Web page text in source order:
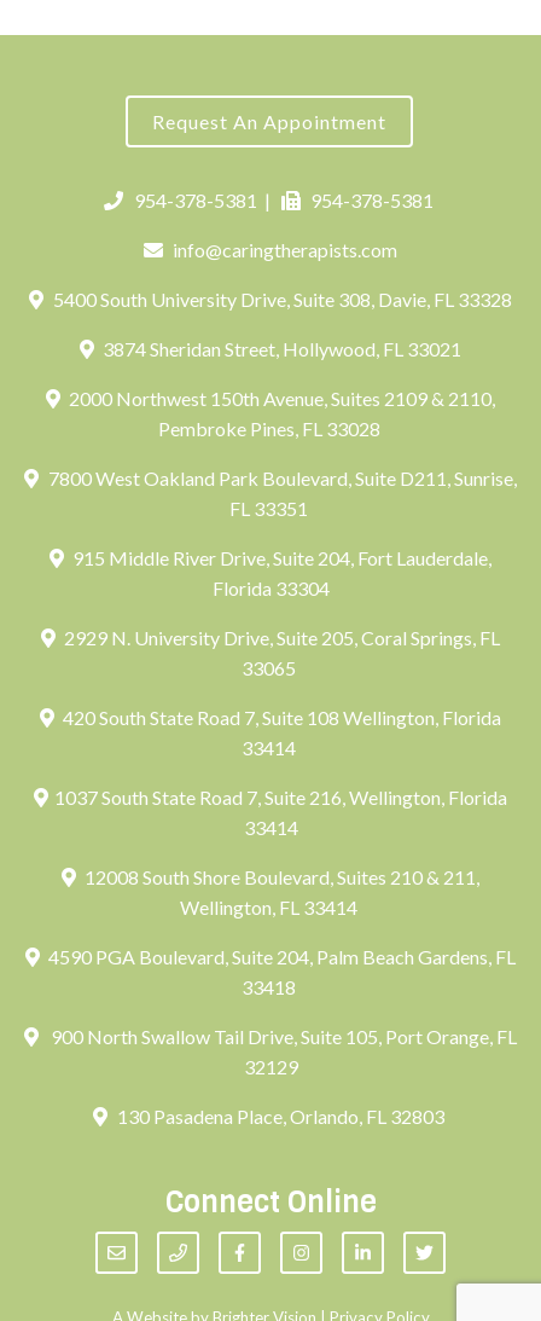
Request An Appointment
954-378-5381 | 954-378-5381
info@caringtherapists.com
5400 South University Drive, Suite 308, Davie, FL 33328
3874 Sheridan Street, Hollywood, FL 33021
2000 Northwest 150th Avenue, Suites 2109 & 2110,
Pembroke Pines, FL 33028
7800 West Oakland Park Boulevard, Suite D211, Sunrise,
FL 33351
915 Middle River Drive, Suite 204, Fort Lauderdale,
Florida 33304
2929 N. University Drive, Suite 205, Coral Springs, FL
33065
420 South State Road 7, Suite 108 Wellington, Florida
33414
1037 South State Road 7, Suite 216, Wellington, Florida
33414
12008 South Shore Boulevard, Suites 210 & 211,
Wellington, FL 33414
4590 PGA Boulevard, Suite 204, Palm Beach Gardens, FL
33418
900 North Swallow Tail Drive, Suite 105, Port Orange, FL
32129
130 Pasadena Place, Orlando, FL 32803
Connect Online